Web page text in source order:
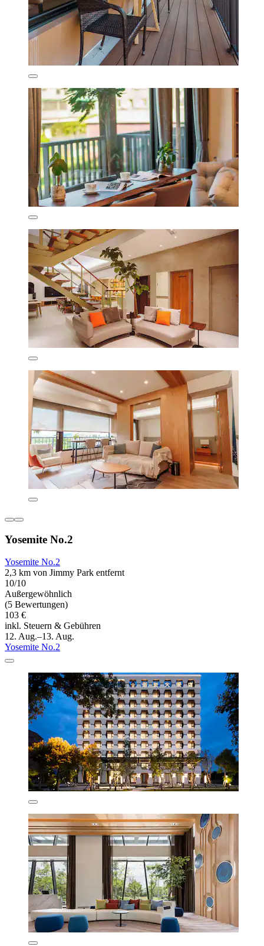
Yosemite No.2
Yosemite No.2
2,3 km von Jimmy Park entfernt
10/10
Außergewöhnlich
(5 Bewertungen)
103 €
inkl. Steuern & Gebühren
12. Aug.–13. Aug.
Yosemite No.2